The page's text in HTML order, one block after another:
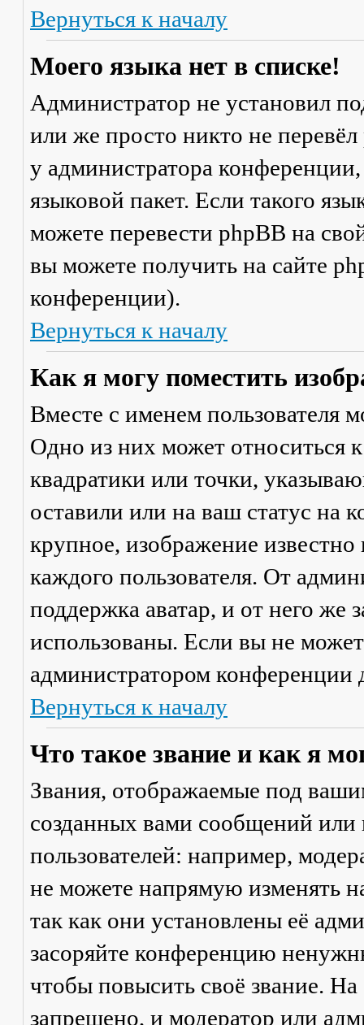
Вернуться к началу
Моего языка нет в списке!
Администратор не установил
или же просто никто не
у администратора
языковой пакет. Если такого
можете перевести phpBB на
вы можете получить на сайте
конференции).
Вернуться к началу
Как я могу поместить
Вместе с именем пользователя
Одно из них может относиться
квадратики или точки,
оставили или на ваш статус на
крупное, изображение
каждого пользователя. От
поддержка аватар, и от него же
использованы. Если вы не
администратором конференции
Вернуться к началу
Что такое звание и как я
Звания, отображаемые под
созданных вами сообщений
пользователей: например,
не можете напрямую изменять
так как они установлены её
засоряйте конференцию
чтобы повысить своё звание.
запрещено, и модератор или